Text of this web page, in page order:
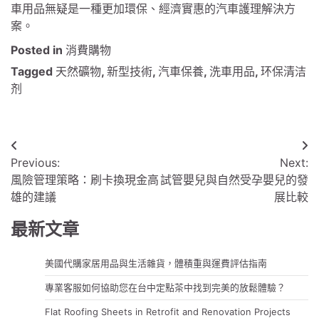
車用品無疑是一種更加環保、經濟實惠的汽車護理解決方
案。
Posted in 消費購物
Tagged 天然礦物, 新型技術, 汽車保養, 洗車用品, 环保清洁
剂
文
章
導
覽
Previous:
風險管理策略：刷卡換現金高
雄的建議
Next:
試管嬰兒與自然受孕嬰兒的發
展比較
最新文章
美國代購家居用品與生活雜貨，體積重與運費評估指南
專業客服如何協助您在台中定點茶中找到完美的放鬆體驗？
Flat Roofing Sheets in Retrofit and Renovation Projects